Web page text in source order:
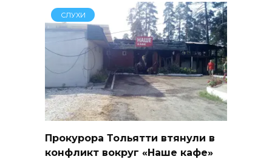
СЛУХИ
Прокурора Тольятти втянули в
конфликт вокруг «Наше кафе»